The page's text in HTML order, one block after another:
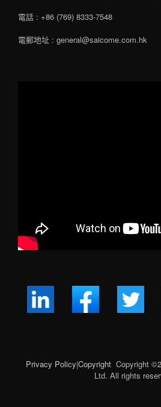
電話 : +86 (769) 8333-7548
電郵地址 : general@saicome.com.hk
Privacy Policy|Copyright Copyright ©
Ltd. All rights